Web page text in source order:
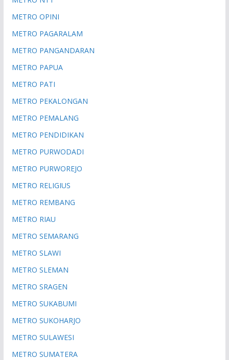
METRO OPINI
METRO PAGARALAM
METRO PANGANDARAN
METRO PAPUA
METRO PATI
METRO PEKALONGAN
METRO PEMALANG
METRO PENDIDIKAN
METRO PURWODADI
METRO PURWOREJO
METRO RELIGIUS
METRO REMBANG
METRO RIAU
METRO SEMARANG
METRO SLAWI
METRO SLEMAN
METRO SRAGEN
METRO SUKABUMI
METRO SUKOHARJO
METRO SULAWESI
METRO SUMATERA